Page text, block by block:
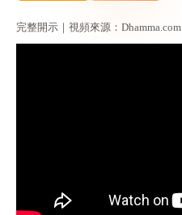
完整開示｜視頻來源：Dhamma.com